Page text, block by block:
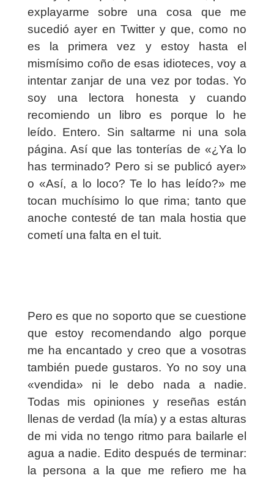
explayarme sobre una cosa que me
sucedió ayer en Twitter y que, como no
es la primera vez y estoy hasta el
mismísimo coño de esas idioteces, voy a
intentar zanjar de una vez por todas. Yo
soy una lectora honesta y cuando
recomiendo un libro es porque lo he
leído. Entero. Sin saltarme ni una sola
página. Así que las tonterías de «¿Ya lo
has terminado? Pero si se publicó ayer»
o «Así, a lo loco? Te lo has leído?» me
tocan muchísimo lo que rima; tanto que
anoche contesté de tan mala hostia que
cometí una falta en el tuit.
Pero es que no soporto que se cuestione
que estoy recomendando algo porque
me ha encantado y creo que a vosotras
también puede gustaros. Yo no soy una
«vendida» ni le debo nada a nadie.
Todas mis opiniones y reseñas están
llenas de verdad (la mía) y a estas alturas
de mi vida no tengo ritmo para bailarle el
agua a nadie. Edito después de terminar:
la persona a la que me refiero me ha